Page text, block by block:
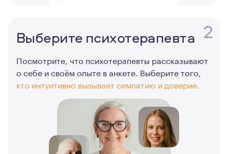
2
Выберите психотерапевта
Посмотрите, что психотерапевты рассказывают
о себе и своём опыте в анкете. Выберите того,
кто интуитивно вызывает симпатию и доверие.